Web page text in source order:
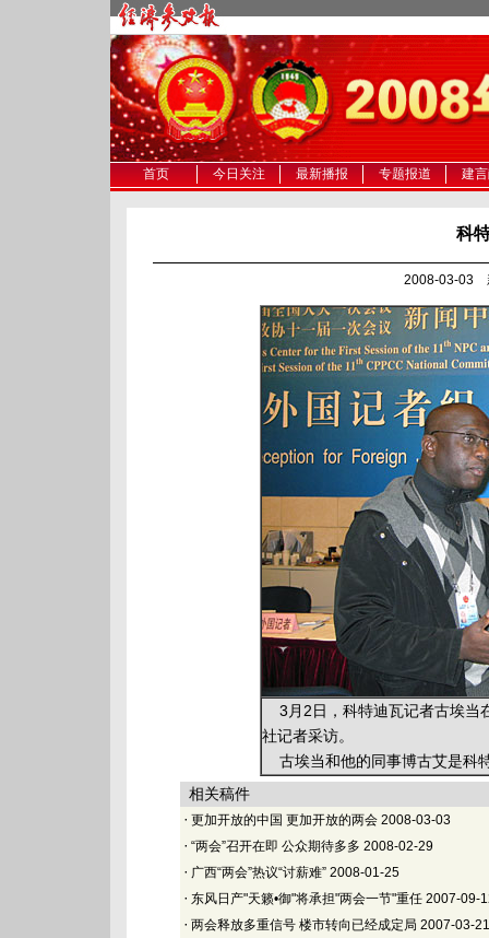
首页 今日关注 最新播报 专题报道 建
科
2008-03-03
3月2日，科特迪瓦记者古埃当
社记者采访。
古埃当和他的同事博古艾是科
相关稿件
· 更加开放的中国 更加开放的两会 2008-03-03
· “两会”召开在即 公众期待多多 2008-02-29
· 广西“两会”热议“讨薪难” 2008-01-25
· 东风日产"天籁•御"将承担"两会一节"重任 2007-09-
· 两会释放多重信号 楼市转向已经成定局 2007-03-21